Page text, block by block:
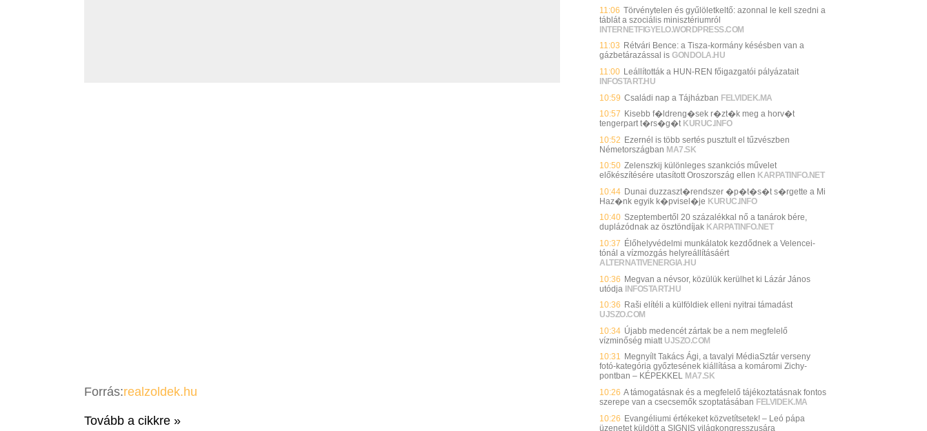
Forrás:realzoldek.hu
Tovább a cikkre »
11:06 Törvénytelen és gyűlöletkeltő: azonnal le kell szedni a
táblát a szociális minisztériumról
INTERNETFIGYELO.WORDPRESS.COM
11:03 Rétvári Bence: a Tisza-kormány késésben van a
gázbetárazással is GONDOLA.HU
11:00 Leállították a HUN-REN főigazgatói pályázatait
INFOSTART.HU
10:59 Családi nap a Tájházban FELVIDEK.MA
10:57 Kisebb f�ldreng�sek r�zt�k meg a horv�t
tengerpart t�rs�g�t KURUC.INFO
10:52 Ezernél is több sertés pusztult el tűzvészben
Németországban MA7.SK
10:50 Zelenszkij különleges szankciós művelet
előkészítésére utasított Oroszország ellen KARPATINFO.NET
10:44 Dunai duzzaszt�rendszer �p�t�s�t s�rgette a Mi
Haz�nk egyik k�pvisel�je KURUC.INFO
10:40 Szeptembertől 20 százalékkal nő a tanárok bére,
duplázódnak az ösztöndíjak KARPATINFO.NET
10:37 Élőhelyvédelmi munkálatok kezdődnek a Velencei-
tónál a vízmozgás helyreállításáért
ALTERNATIVENERGIA.HU
10:36 Megvan a névsor, közülük kerülhet ki Lázár János
utódja INFOSTART.HU
10:36 Raši elítéli a külföldiek elleni nyitrai támadást
UJSZO.COM
10:34 Újabb medencét zártak be a nem megfelelő
vízminőség miatt UJSZO.COM
10:31 Megnyílt Takács Ági, a tavalyi MédiaSztár verseny
fotó-kategória győztesének kiállítása a komáromi Zichy-
pontban – KÉPEKKEL MA7.SK
10:26 A támogatásnak és a megfelelő tájékoztatásnak fontos
szerepe van a csecsemők szoptatásában FELVIDEK.MA
10:26 Evangéliumi értékeket közvetítsetek! – Leó pápa
üzenetet küldött a SIGNIS világkongresszusára